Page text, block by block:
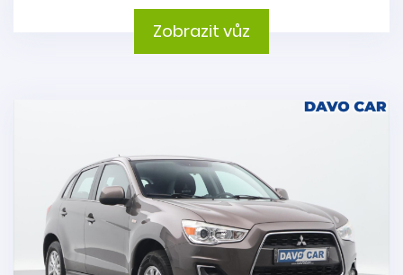
Zobrazit vůz